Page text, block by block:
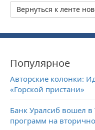
Вернуться к ленте
Популярное
Авторские колонки:
«Горской пристани»
Банк Уралсиб вошел
программ на